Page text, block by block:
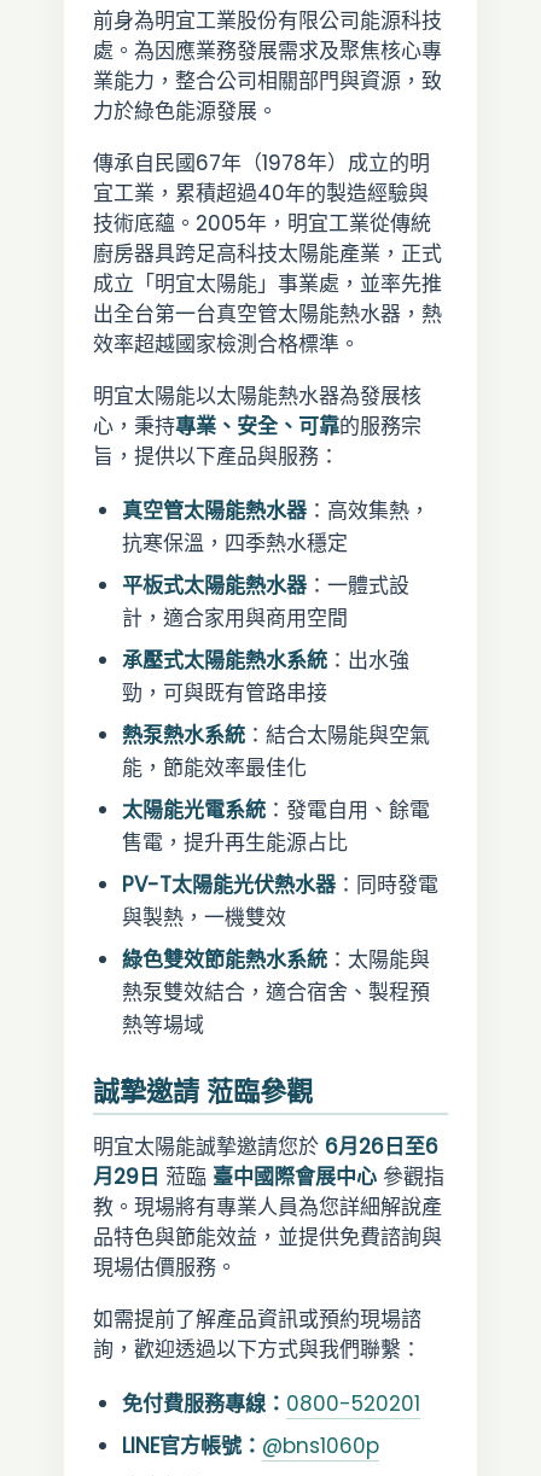
前身為明宜工業股份有限公司能源科技
處。為因應業務發展需求及聚焦核心專
業能力，整合公司相關部門與資源，致
力於綠色能源發展。
傳承自民國67年（1978年）成立的明
宜工業，累積超過40年的製造經驗與
技術底蘊。2005年，明宜工業從傳統
廚房器具跨足高科技太陽能產業，正式
成立「明宜太陽能」事業處，並率先推
出全台第一台真空管太陽能熱水器，熱
效率超越國家檢測合格標準。
明宜太陽能以太陽能熱水器為發展核
心，秉持專業、安全、可靠的服務宗
旨，提供以下產品與服務：
真空管太陽能熱水器：高效集熱，
抗寒保溫，四季熱水穩定
平板式太陽能熱水器：一體式設
計，適合家用與商用空間
承壓式太陽能熱水系統：出水強
勁，可與既有管路串接
熱泵熱水系統：結合太陽能與空氣
能，節能效率最佳化
太陽能光電系統：發電自用、餘電
售電，提升再生能源占比
PV-T太陽能光伏熱水器：同時發電
與製熱，一機雙效
綠色雙效節能熱水系統：太陽能與
熱泵雙效結合，適合宿舍、製程預
熱等場域
誠摯邀請 蒞臨參觀
明宜太陽能誠摯邀請您於 6月26日至6
月29日 蒞臨 臺中國際會展中心參觀指
教。現場將有專業人員為您詳細解說產
品特色與節能效益，並提供免費諮詢與
現場估價服務。
如需提前了解產品資訊或預約現場諮
詢，歡迎透過以下方式與我們聯繫：
免付費服務專線： 0800-520201
LINE官方帳號： @bns1060p